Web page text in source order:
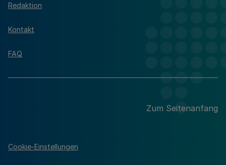
Redaktion
Kontakt
FAQ
Zum Seitenanfang
Cookie-Einstellungen